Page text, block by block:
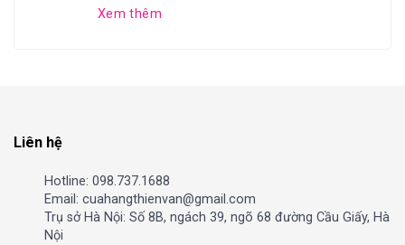
Xem thêm
Liên hệ
Hotline: 098.737.1688
Email: cuahangthienvan@gmail.com
Trụ sở Hà Nội: Số 8B, ngách 39, ngõ 68 đường Cầu Giấy, Hà
Nội